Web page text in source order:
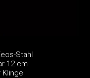
Stahl
12 cm